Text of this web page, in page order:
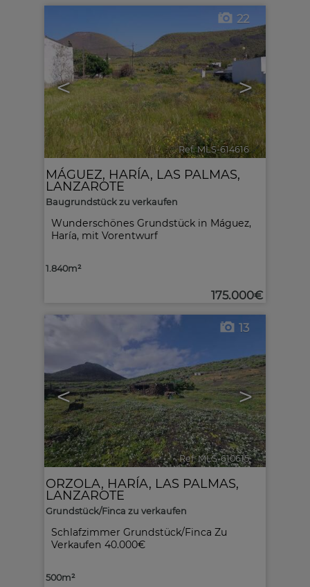
< >
22
Ref. MLS-614616 🔗
Wunderschönes Grundstück in Máguez,
Haría, mit Vorentwurf
MÁGUEZ, HARÍA, LAS PALMAS,
LANZAROTE
Baugrundstück zu verkaufen
1.840m²
175.000€
< >
13
Ref. MLS-610615 🔗
Schlafzimmer Grundstück/Finca Zu
Verkaufen 40.000€
ORZOLA, HARÍA, LAS PALMAS,
LANZAROTE
Grundstück/Finca zu verkaufen
500m²